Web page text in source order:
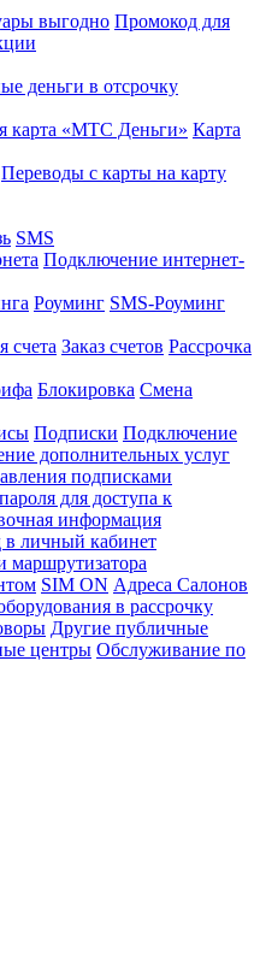
выгодно Промокод для
деньги в отсрочку
карта «МТС Деньги» Карта
Переводы с карты на карту
SMS
Подключение интернет-
Роуминг SMS-Роуминг
счета Заказ счетов Рассрочка
Блокировка Смена
Подписки Подключение
дополнительных услуг
подписками
для доступа к
информация
в личный кабинет
маршрутизатора
SIM ON Адреса Салонов
в рассрочку
Другие публичные
центры Обслуживание по